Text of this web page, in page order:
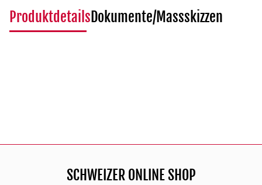
ProduktdetailsDokumente/Massskizzen
SCHWEIZER ONLINE SHOP